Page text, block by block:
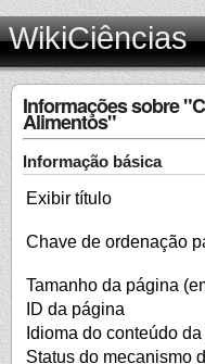
WikiCiências
Informações sobre
Alimentos"
Informação básica
Exibir título
Chave de ordenação
Tamanho da página
ID da página
Idioma do conteúdo
Status do mecanismo